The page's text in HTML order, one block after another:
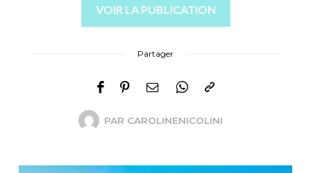
VOIR LA PUBLICATION
Partager
PAR CAROLINENICOLINI